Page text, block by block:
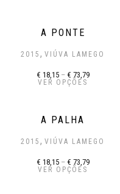
A PONTE
2015,VIÚVA LAMEGO
€ 18,15– € 73,79
VER OPÇÕES
A PALHA
2015,VIÚVA LAMEGO
€ 18,15– € 73,79
VER OPÇÕES